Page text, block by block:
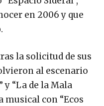
en 2006 y que
la solicitud de sus
al escenario
“La de la Mala
musical con “Ecos